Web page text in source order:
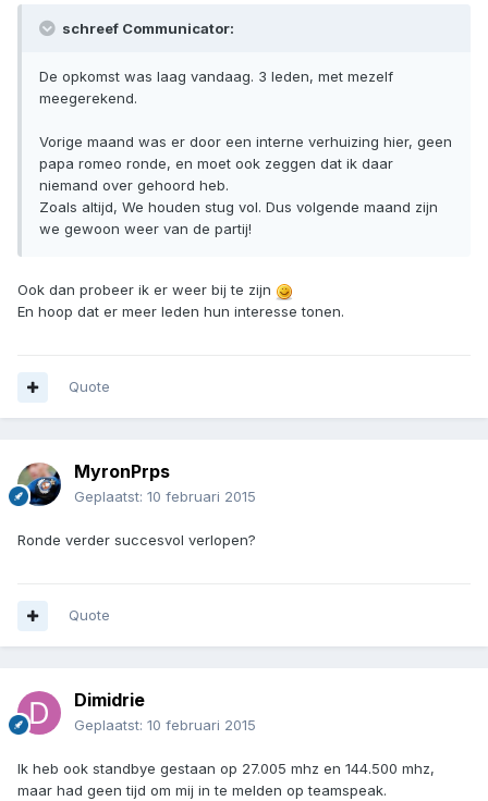
schreef Communicator:
De opkomst was laag vandaag. 3 leden, met mezelf
meegerekend.
Vorige maand was er door een interne verhuizing hier, geen
papa romeo ronde, en moet ook zeggen dat ik daar
niemand over gehoord heb.
Zoals altijd, We houden stug vol. Dus volgende maand zijn
we gewoon weer van de partij!
Ook dan probeer ik er weer bij te zijn
En hoop dat er meer leden hun interesse tonen.
Quote
MyronPrps
Geplaatst: 10 februari 2015
Ronde verder succesvol verlopen?
Quote
Dimidrie
Geplaatst: 10 februari 2015
Ik heb ook standbye gestaan op 27.005 mhz en 144.500 mhz,
maar had geen tijd om mij in te melden op teamspeak.